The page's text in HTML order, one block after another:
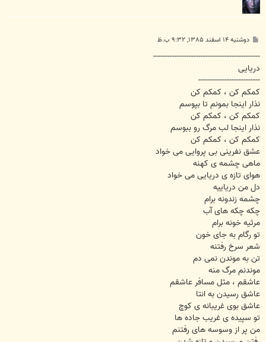
پ
ت
دوشنبه ۱۴ اسفند ۱۳۸۵, ۹:۳۲ ب.ظ
---------------------------------------------
دریایی
--------------------------
کمکم کن ، کمکم کن
نذار اینجا بمونم تا بپوسم
کمکم کن ، کمکم کن
نذار اینجا لب مرگ رو ببوسم
کمکم کن ، کمکم کن
عشق نفرینی بی پروایی می خواد
ماهی چشمه ی کهنه
هوای تازه ی دریایی می خواد
دل من دریاییه
چشمه زندونه برام
چکه چکه های آب
مرثیه خونه برام
تو رگام به جای خون
شعر سرخ رفتنه
تن به موندن نمی دم
موندنم مرگ منه
عاشقم ، مثل مسافر عاشقم
عاشق رسیدن به انتا
عاشق بوی غریبانه ی کوچ
تو سپیده ی غریب جاده ها
من پر از وسوسه های رفتنم